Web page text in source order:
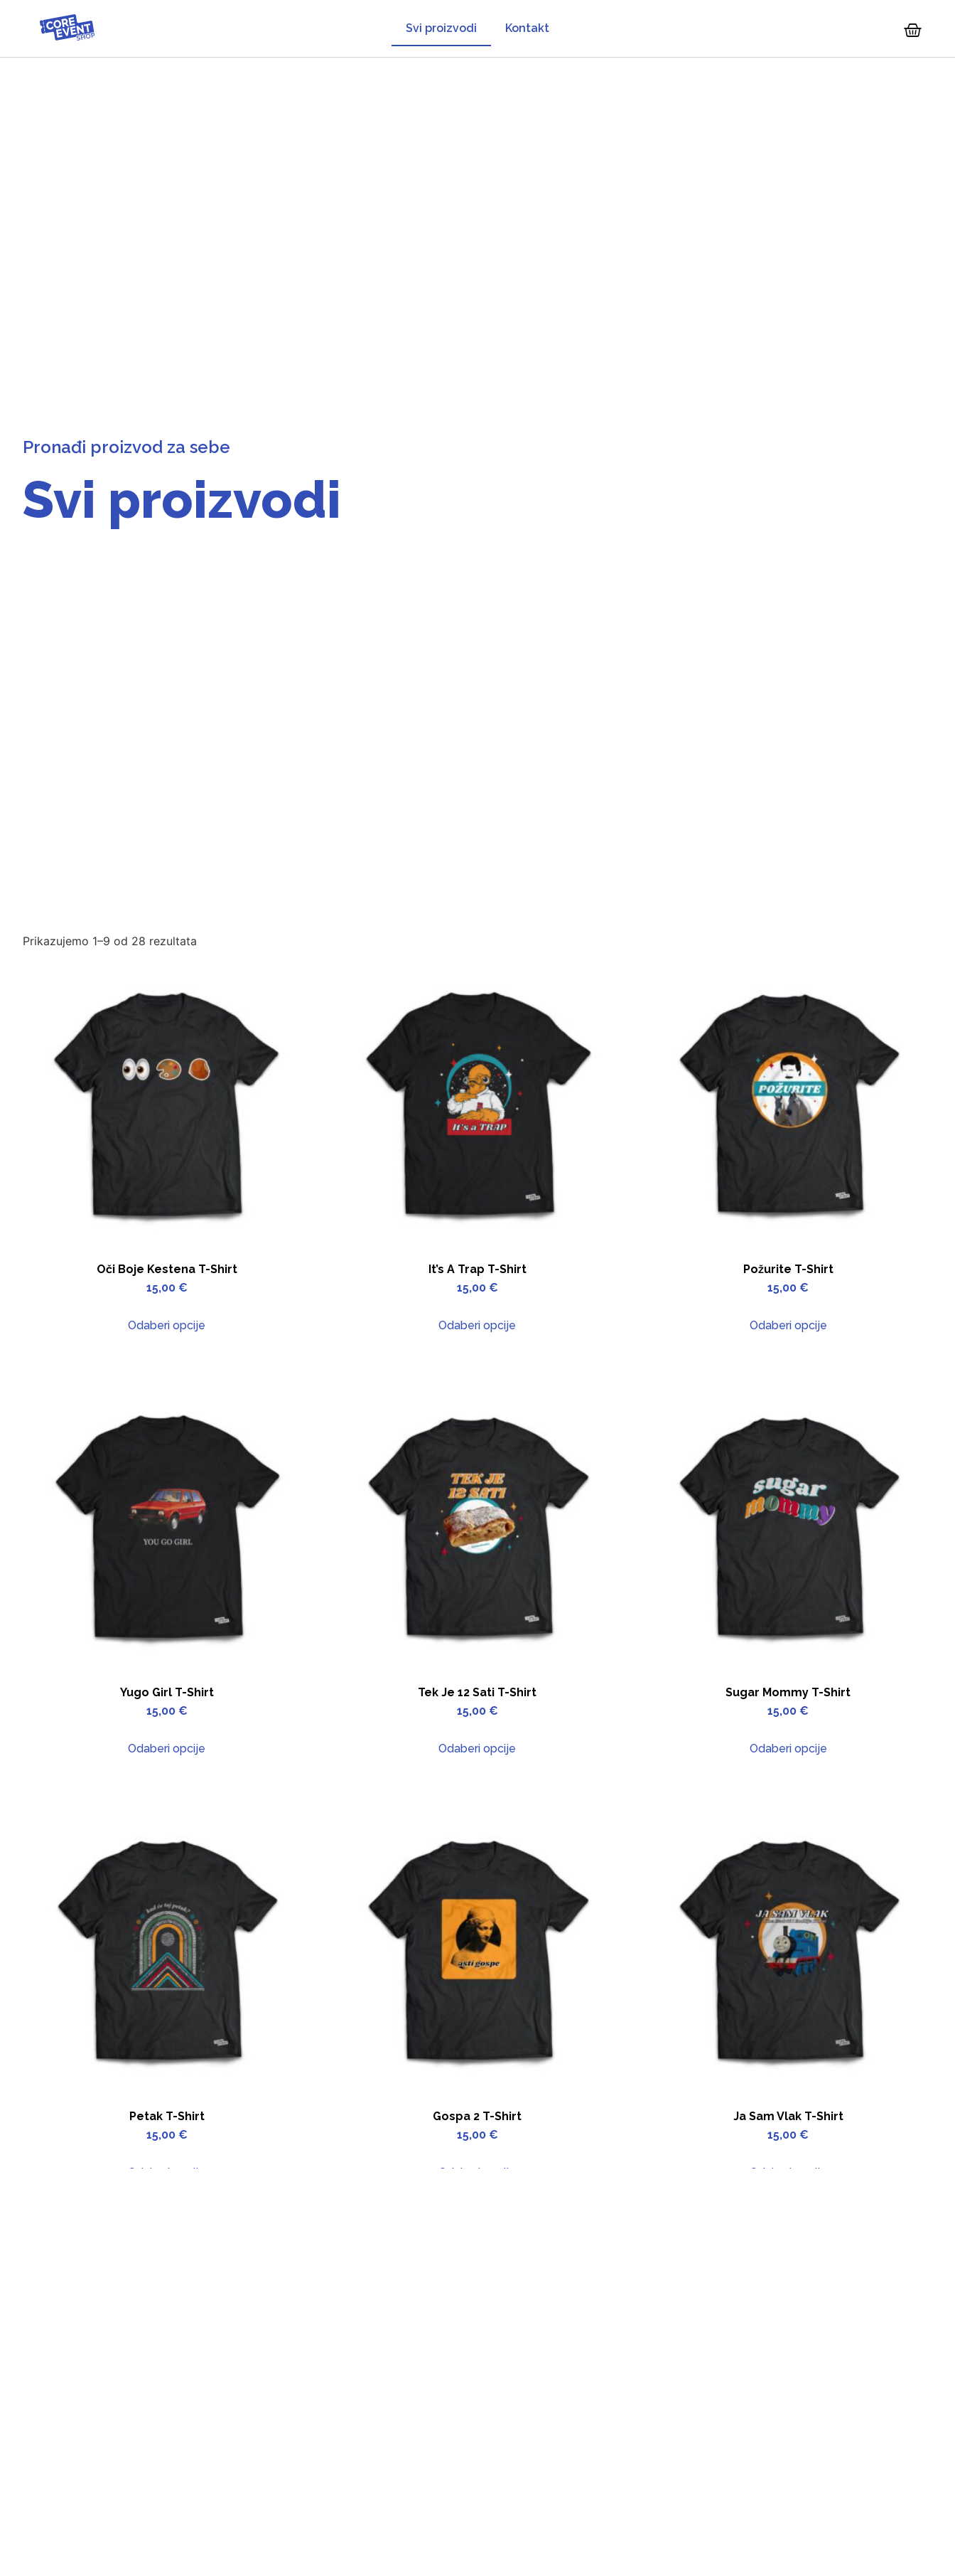
Svi proizvodi Kontakt
Pronađi proizvod za sebe
Svi proizvodi
Prikazujemo 1–9 od 28 rezultata
Oči Boje Kestena T-Shirt
15,00 €
Odaberi opcije
It’s A Trap T-Shirt
15,00 €
Odaberi opcije
Požurite T-Shirt
15,00 €
Odaberi opcije
Yugo Girl T-Shirt
15,00 €
Odaberi opcije
Tek Je 12 Sati T-Shirt
15,00 €
Odaberi opcije
Sugar Mommy T-Shirt
15,00 €
Odaberi opcije
Petak T-Shirt
15,00 €
Odaberi opcije
Gospa 2 T-Shirt
15,00 €
Odaberi opcije
Ja Sam Vlak T-Shirt
15,00 €
Odaberi opcije